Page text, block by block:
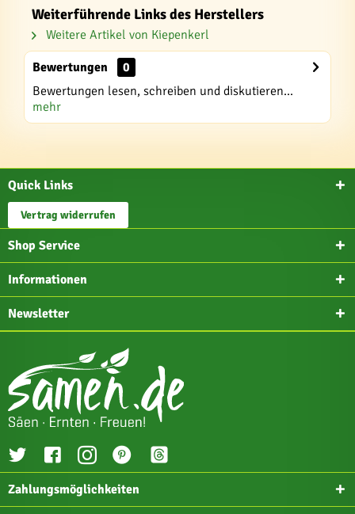
Weiterführende Links des Herstellers
Weitere Artikel von Kiepenkerl
Bewertungen
0
Bewertungen lesen, schreiben und diskutieren...
mehr
Quick Links
Vertrag widerrufen
Shop Service
Informationen
Newsletter
Zahlungsmöglichkeiten